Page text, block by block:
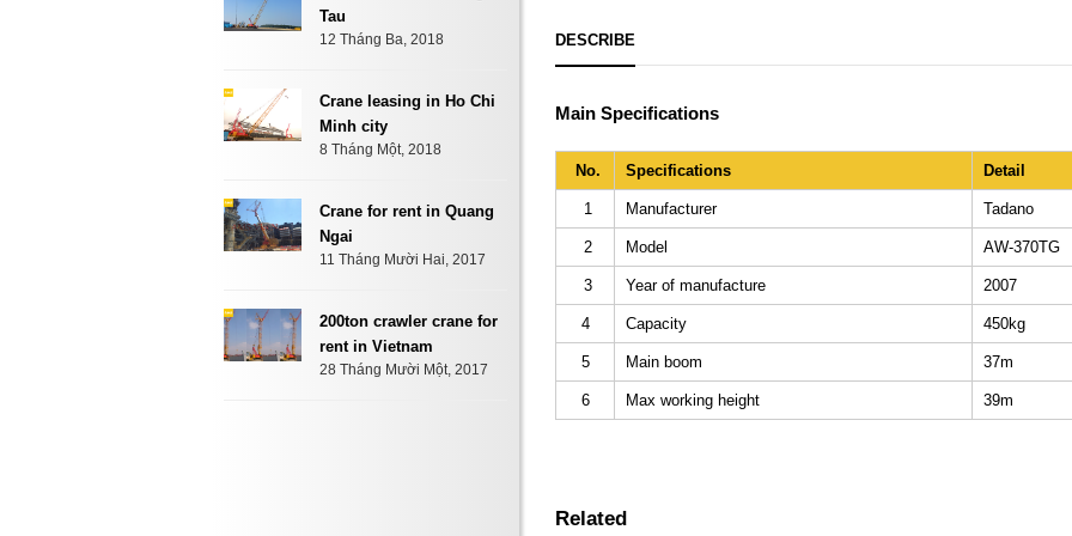
DESCRIBE
Main Specifications
No. Specifications Detail
1 Manufacturer Tadano
2 Model AW-370TG
3 Year of manufacture 2007
4 Capacity 450kg
5 Main boom 37m
6 Max working height 39m
Related
Tau
12 Tháng Ba, 2018
Crane leasing in Ho Chi
Minh city
8 Tháng Một, 2018
Crane for rent in Quang
Ngai
11 Tháng Mười Hai, 2017
200ton crawler crane for
rent in Vietnam
28 Tháng Mười Một, 2017